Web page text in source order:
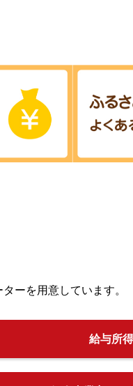
ーを用意しています。
給与所